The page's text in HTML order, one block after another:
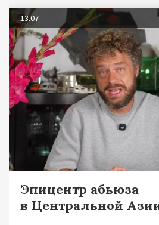
13.07
Эпицентр абьюза
в Центральной